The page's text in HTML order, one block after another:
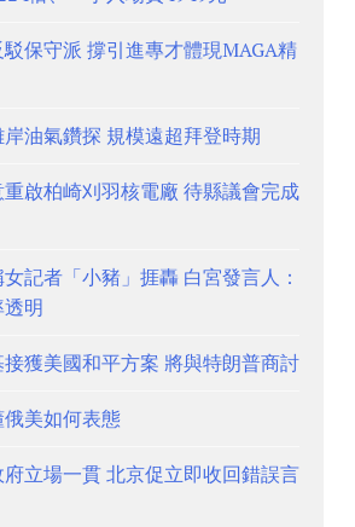
保守派 撐引進專才體現MAGA精
油氣鑽探 規模遠超拜登時期
啟柏崎刈羽核電廠 待縣議會完成
記者「小豬」捱轟 白宮發言人：
明
獲美國和平方案 將與特朗普商討
美如何表態
立場一貫 北京促立即收回錯誤言